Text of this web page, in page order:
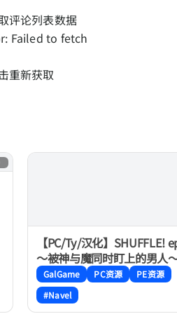
评论列表数据
Failed to fetch
重新获取
【PC/Ty/汉化】SHUFFLE!
～被神与魔同时盯上的男人
SHUFFLE! エピソード2～神
にも狙われている男～
GalGame PC资源
PE资源
#Navel